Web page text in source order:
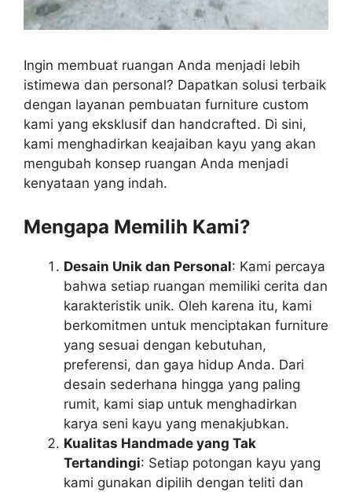
Ingin membuat ruangan Anda menjadi lebih
istimewa dan personal? Dapatkan solusi terbaik
dengan layanan pembuatan furniture custom
kami yang eksklusif dan handcrafted. Di sini,
kami menghadirkan keajaiban kayu yang akan
mengubah konsep ruangan Anda menjadi
kenyataan yang indah.
Mengapa Memilih Kami?
Desain Unik dan Personal: Kami percaya
bahwa setiap ruangan memiliki cerita dan
karakteristik unik. Oleh karena itu, kami
berkomitmen untuk menciptakan furniture
yang sesuai dengan kebutuhan,
preferensi, dan gaya hidup Anda. Dari
desain sederhana hingga yang paling
rumit, kami siap untuk menghadirkan
karya seni kayu yang menakjubkan.
Kualitas Handmade yang Tak
Tertandingi: Setiap potongan kayu yang
kami gunakan dipilih dengan teliti dan